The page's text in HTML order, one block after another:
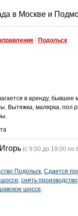
в Москве и
Подольск
в аренду, бывшее
Вытяжка, малярка, пол
(с 9:00 до 19:00 по
Подольск, Сдается
, снять производство
шоссе.